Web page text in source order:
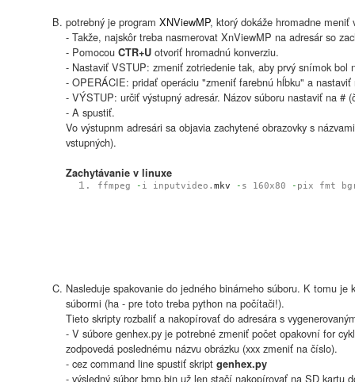
potrebný je program XNViewMP, ktorý dokáže hromadne meniť
- Takže, najskôr treba nasmerovat XnViewMP na adresár so
- Pomocou CTR+U otvoriť hromadnú konverziu.
- Nastaviť VSTUP: zmeniť zotriedenie tak, aby prvý snímok bol
- OPERÁCIE: pridať operáciu "zmeniť farebnú hĺbku" a
- VÝSTUP: určiť výstupný adresár. Názov súboru nastaviť na #
- A spustiť.
Vo výstupnm adresári sa objavia zachytené obrazovky s
vstupných).
Zachytávanie v linuxe
ffmpeg - i inputvideo. mkv - s 160x80 - pix_fmt
Nasleduje spakovanie do jedného binárneho súboru. K tomu
súbormi (ha - pre toto treba python na počítači!).
Tieto skripty rozbaliť a nakopírovať do adresára s
- V súbore genhex.py je potrebné zmeniť počet opakovní for
zodpovedá poslednému názvu obrázku (xxx zmeniť na číslo).
- cez command line spustiť skript genhex.py
- výsledný súbor bmp.bin už len stačí nakopírovať na SD kartu